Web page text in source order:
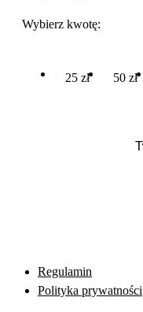
Wybierz kwotę:
25 zł 50 zł
Regulamin
Polityka prywatności